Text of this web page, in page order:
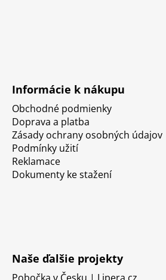
Informácie k nákupu
Obchodné podmienky
Doprava a platba
Zásady ochrany osobných údajov
Podmínky užití
Reklamace
Dokumenty ke stažení
Naše ďalšie projekty
Pobočka v Česku | Lipera.cz